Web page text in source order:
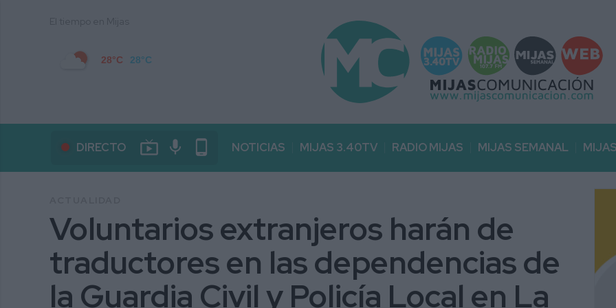
28°C 28°C
DIRECTO live_tv mic phone_android NOTICIAS MIJAS 3.40TV RADIO MIJAS MIJAS SEMANAL
Voluntarios extranjeros harán de
traductores en las dependencias de
la Guardia Civil y Policía Local en La